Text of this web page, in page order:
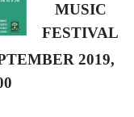
MUSIC
FESTIVAL
2019,